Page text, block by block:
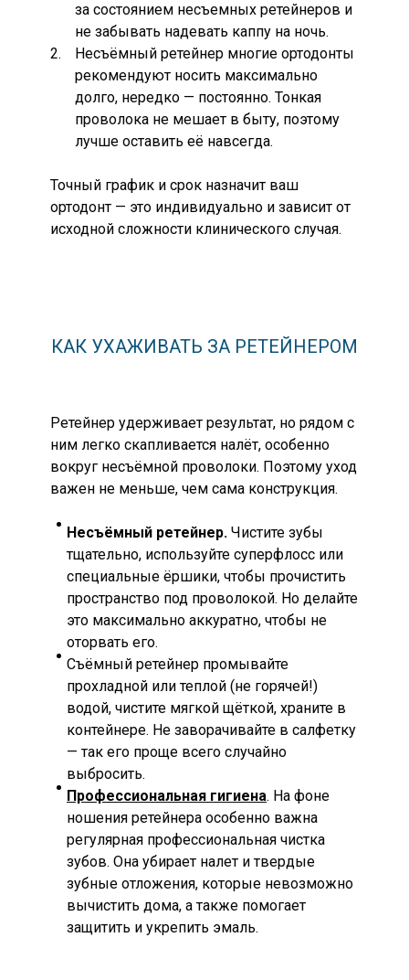
за состоянием несъемных ретейнеров и
не забывать надевать каппу на ночь.
Несъёмный ретейнер многие ортодонты
рекомендуют носить максимально
долго, нередко — постоянно. Тонкая
проволока не мешает в быту, поэтому
лучше оставить её навсегда.
Точный график и срок назначит ваш
ортодонт — это индивидуально и зависит от
исходной сложности клинического случая.
КАК УХАЖИВАТЬ ЗА РЕТЕЙНЕРОМ
Ретейнер удерживает результат, но рядом с
ним легко скапливается налёт, особенно
вокруг несъёмной проволоки. Поэтому уход
важен не меньше, чем сама конструкция.
Несъёмный ретейнер. Чистите зубы
тщательно, используйте суперфлосс или
специальные ёршики, чтобы прочистить
пространство под проволокой. Но делайте
это максимально аккуратно, чтобы не
оторвать его.
Съёмный ретейнер промывайте
прохладной или теплой (не горячей!)
водой, чистите мягкой щёткой, храните в
контейнере. Не заворачивайте в салфетку
— так его проще всего случайно
выбросить.
Профессиональная гигиена. На фоне
ношения ретейнера особенно важна
регулярная профессиональная чистка
зубов. Она убирает налет и твердые
зубные отложения, которые невозможно
вычистить дома, а также помогает
защитить и укрепить эмаль.